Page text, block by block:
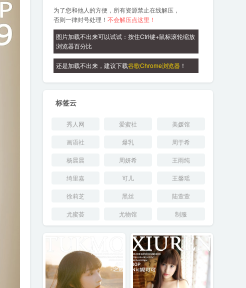
为了您和他人的方便，所有资源禁止在线解压，
否则一律封号处理！ 不会解压点这里！
图片加载不出来可以试试：按住Ctrl键+鼠标滚轮缩放
浏览器百分比
还是加载不出来，建议下载谷歌Chrome浏览器 ！
标签云
秀人网 爱蜜社 美媛馆
画语社 爆乳 周于希
杨晨晨 周妍希 王雨纯
绮里嘉 可儿 王馨瑶
徐莉芝 黑丝 陆萱萱
尤蜜荟 尤物馆 制服